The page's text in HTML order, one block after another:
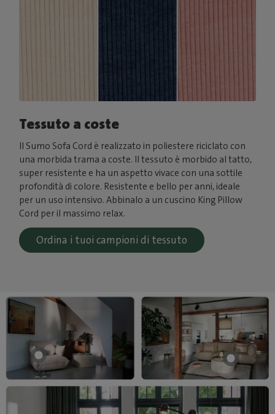
Tessuto a coste
Il Sumo Sofa Cord è realizzato in poliestere riciclato con
una morbida trama a coste. Il tessuto è morbido al tatto,
super resistente e ha un aspetto vivace con una sottile
profondità di colore. Resistente e bello per anni, ideale
per un uso intensivo. Abbinalo a un cuscino King Pillow
Cord per il massimo relax.
Ordina i tuoi campioni di tessuto